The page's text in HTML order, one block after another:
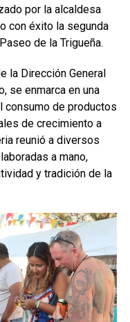
por la alcaldesa
con éxito la segunda
de la Trigueña.
la Dirección General
se enmarca en una
consumo de productos
de crecimiento a
reunió a diversos
a mano,
y tradición de la